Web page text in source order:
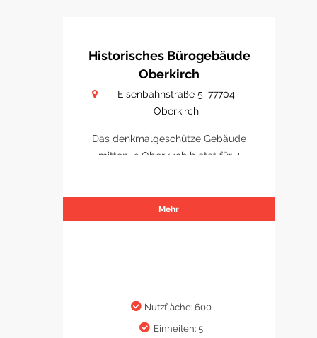
Historisches Bürogebäude
Oberkirch
Eisenbahnstraße 5, 77704
Oberkirch
Das denkmalgeschütze Gebäude
mitten in Oberkirch bietet für 4
Mehr
Nutzfläche: 600
Einheiten: 5